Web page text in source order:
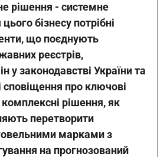
рішення - системне
бізнесу потрібні
що поєднують
реєстрів,
у законодавстві України та
сповіщення про ключові
рішення, як
перетворити
марками з
на прогнозований